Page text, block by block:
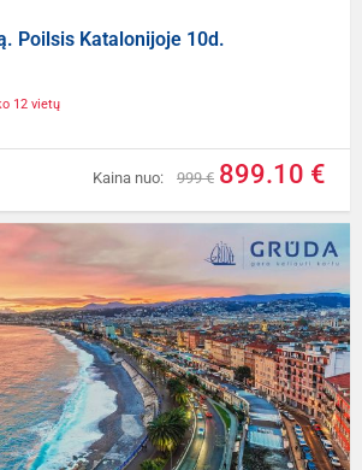
Poilsis Katalonijoje 10d.
12 vietų
Kaina nuo: 999 € 899.10 €